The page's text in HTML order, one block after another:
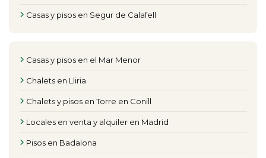
Casas y pisos en Segur de Calafell
Casas y pisos en el Mar Menor
Chalets en Lliria
Chalets y pisos en Torre en Conill
Locales en venta y alquiler en Madrid
Pisos en Badalona